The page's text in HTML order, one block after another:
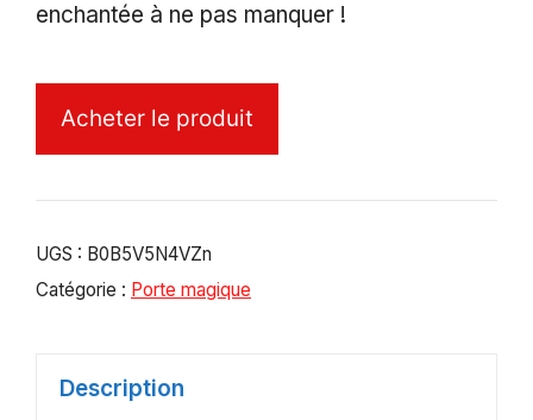
enchantée à ne pas manquer !
Acheter le produit
UGS : B0B5V5N4VZn
Catégorie : Porte magique
Description